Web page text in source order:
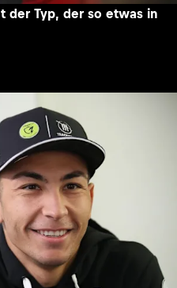
der Typ, der so etwas in